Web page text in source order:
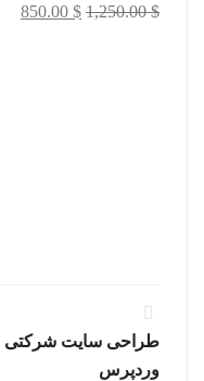
1,250.00$
Original
850.00 $
طراحی سایت شرکتی
وردپرس